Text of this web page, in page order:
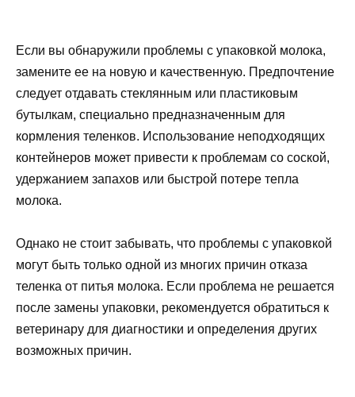
Если вы обнаружили проблемы с упаковкой молока,
замените ее на новую и качественную. Предпочтение
следует отдавать стеклянным или пластиковым
бутылкам, специально предназначенным для
кормления теленков. Использование неподходящих
контейнеров может привести к проблемам со соской,
удержанием запахов или быстрой потере тепла
молока.
Однако не стоит забывать, что проблемы с упаковкой
могут быть только одной из многих причин отказа
теленка от питья молока. Если проблема не решается
после замены упаковки, рекомендуется обратиться к
ветеринару для диагностики и определения других
возможных причин.